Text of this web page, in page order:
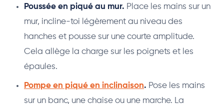
Poussée en piqué au mur. Place les mains sur un
mur, incline-toi légèrement au niveau des
hanches et pousse sur une courte amplitude.
Cela allège la charge sur les poignets et les
épaules.
Pompe en piqué en inclinaison. Pose les mains
sur un banc, une chaise ou une marche. La